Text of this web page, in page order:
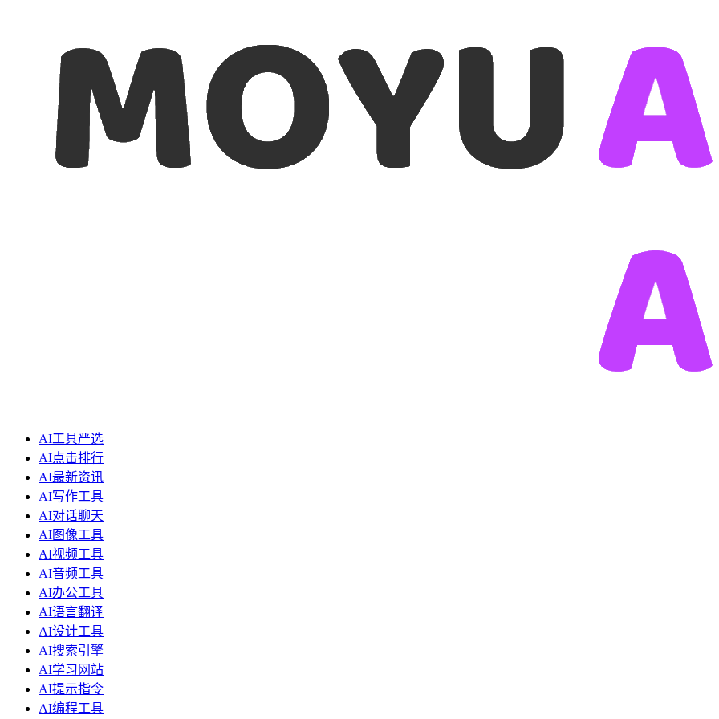
AI工具严选
AI点击排行
AI最新资讯
AI写作工具
AI对话聊天
AI图像工具
AI视频工具
AI音频工具
AI办公工具
AI语言翻译
AI设计工具
AI搜索引擎
AI学习网站
AI提示指令
AI编程工具